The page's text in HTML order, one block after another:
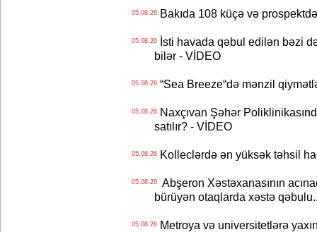
05.08.26Bakıda 108 küçə və
05.08.26İsti havada qəbul edilən bəzi
bilər - VİDEO
05.08.26“Sea Breeze“də mənzil
05.08.26Naxçıvan Şəhər
satılır? - VİDEO
05.08.26Kolleclərdə ən yüksək təhsil
05.08.26Abşeron Xəstəxanasının
bürüyən otaqlarda xəstə
05.08.26Metroya və universitetlərə